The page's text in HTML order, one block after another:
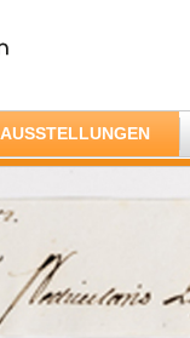
AUSSTELLUNGEN